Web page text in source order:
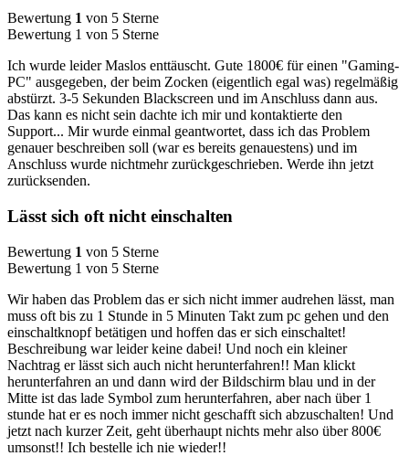
Bewertung 1 von 5 Sterne
Bewertung 1 von 5 Sterne
Ich wurde leider Maslos enttäuscht. Gute 1800€ für einen "Gaming-
PC" ausgegeben, der beim Zocken (eigentlich egal was) regelmäßig
abstürzt. 3-5 Sekunden Blackscreen und im Anschluss dann aus.
Das kann es nicht sein dachte ich mir und kontaktierte den
Support... Mir wurde einmal geantwortet, dass ich das Problem
genauer beschreiben soll (war es bereits genauestens) und im
Anschluss wurde nichtmehr zurückgeschrieben. Werde ihn jetzt
zurücksenden.
Lässt sich oft nicht einschalten
Bewertung 1 von 5 Sterne
Bewertung 1 von 5 Sterne
Wir haben das Problem das er sich nicht immer audrehen lässt, man
muss oft bis zu 1 Stunde in 5 Minuten Takt zum pc gehen und den
einschaltknopf betätigen und hoffen das er sich einschaltet!
Beschreibung war leider keine dabei! Und noch ein kleiner
Nachtrag er lässt sich auch nicht herunterfahren!! Man klickt
herunterfahren an und dann wird der Bildschirm blau und in der
Mitte ist das lade Symbol zum herunterfahren, aber nach über 1
stunde hat er es noch immer nicht geschafft sich abzuschalten! Und
jetzt nach kurzer Zeit, geht überhaupt nichts mehr also über 800€
umsonst!! Ich bestelle ich nie wieder!!